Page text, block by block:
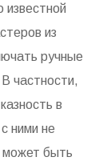
известной
из
ручные
частности,
в
ними не
может быть